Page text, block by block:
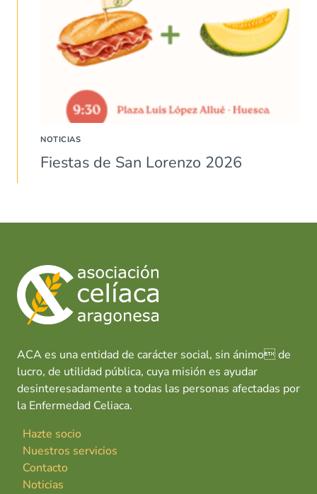
NOTICIAS
Fiestas de San Lorenzo 2026
ACA es una entidad de carácter social, sin ánimo de
lucro, de utilidad pública, cuya misión es ayudar
desinteresadamente a todas las personas afectadas por
la Enfermedad Celiaca.
Hazte socio
Nuestros servicios
Contacto
Noticias